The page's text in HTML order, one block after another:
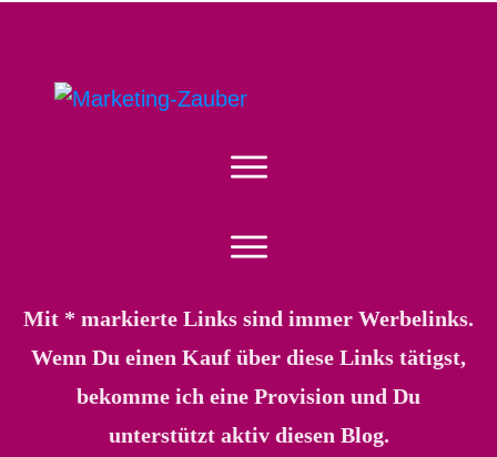
Mit * markierte Links sind immer Werbelinks.
Wenn Du einen Kauf über diese Links tätigst,
bekomme ich eine Provision und Du
unterstützt aktiv diesen Blog.